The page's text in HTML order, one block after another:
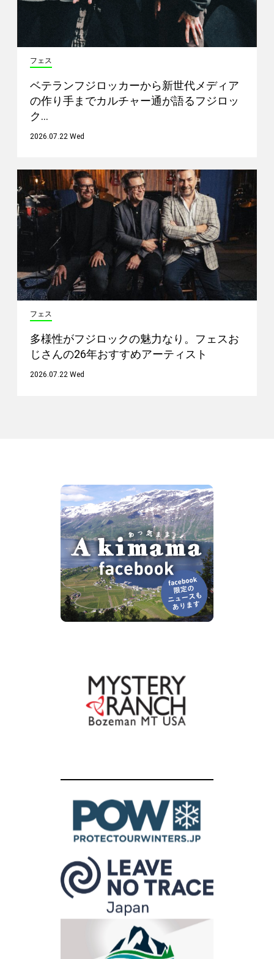
フェス
ベテランフジロッカーから新世代メディア
の作り手までカルチャー通が語るフジロッ
ク…
2026.07.22 Wed
フェス
多様性がフジロックの魅力なり。フェスお
じさんの26年おすすめアーティスト
2026.07.22 Wed